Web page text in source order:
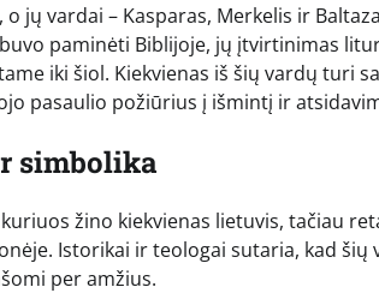
jų vardai – Kasparas, Merkelis ir
paminėti Biblijoje, jų įtvirtinimas
iki šiol. Kiekvienas iš šių vardų turi
pasaulio požiūrius į išmintį ir
simbolika
žino kiekvienas lietuvis, tačiau
Istorikai ir teologai sutaria, kad
per amžius.